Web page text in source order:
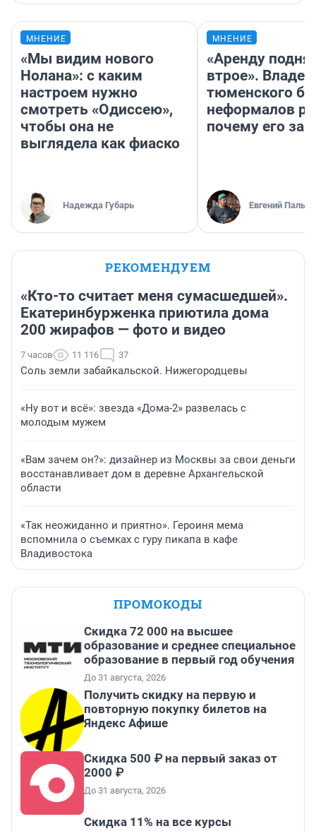
МНЕНИЕ
«Мы видим нового
Нолана»: с каким
настроем нужно
смотреть «Одиссею»,
чтобы она не
выглядела как фиаско
Надежда Губарь
МНЕНИЕ
«Аренду
втрое».
тюменского
неформалов
почему его
Евгений
РЕКОМЕНДУЕМ
«Кто-то считает меня сумасшедшей».
Екатеринбурженка приютила дома
200 жирафов — фото и видео
7 часов 11 116 37
Соль земли забайкальской. Нижегородцевы
«Ну вот и всё»: звезда «Дома-2» развелась с
молодым мужем
«Вам зачем он?»: дизайнер из Москвы за свои деньги
восстанавливает дом в деревне Архангельской
области
«Так неожиданно и приятно». Героиня мема
вспомнила о съемках с гуру пикапа в кафе
Владивостока
ПРОМОКОДЫ
Скидка 72 000 на высшее
образование и среднее специальное
образование в первый год обучения
До 31 августа, 2026
Получить скидку на первую и
повторную покупку билетов на
Яндекс Афише
Скидка 500 ₽ на первый заказ от
2000 ₽
До 31 августа, 2026
Скидка 11% на все курсы